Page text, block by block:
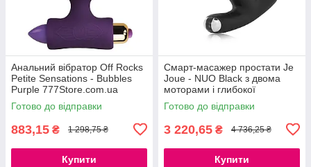
Анальний вібратор Off Rocks
Petite Sensations - Bubbles
Purple 777Store.com.ua
Готово до відправки
883,15 ₴ 1 298,75 ₴
Купити
Смарт-масажер простати Je
Joue - NUO Black з двома
моторами і глибокої
вібрацією 777Store.com.ua
Готово до відправки
3 220,65 ₴ 4 736,25 ₴
Купити